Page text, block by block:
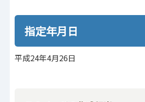
指定年月日
平成24年4月26日